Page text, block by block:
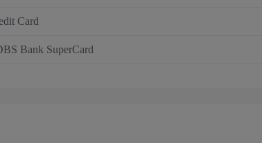
Card
Bank SuperCard